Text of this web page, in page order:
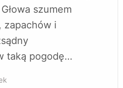
szumem
zapachów i
taką pogodę…